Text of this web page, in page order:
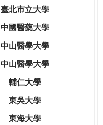
臺北市立大學
中國醫藥大學
中山醫學大學
中山醫學大學
輔仁大學
東吳大學
東海大學